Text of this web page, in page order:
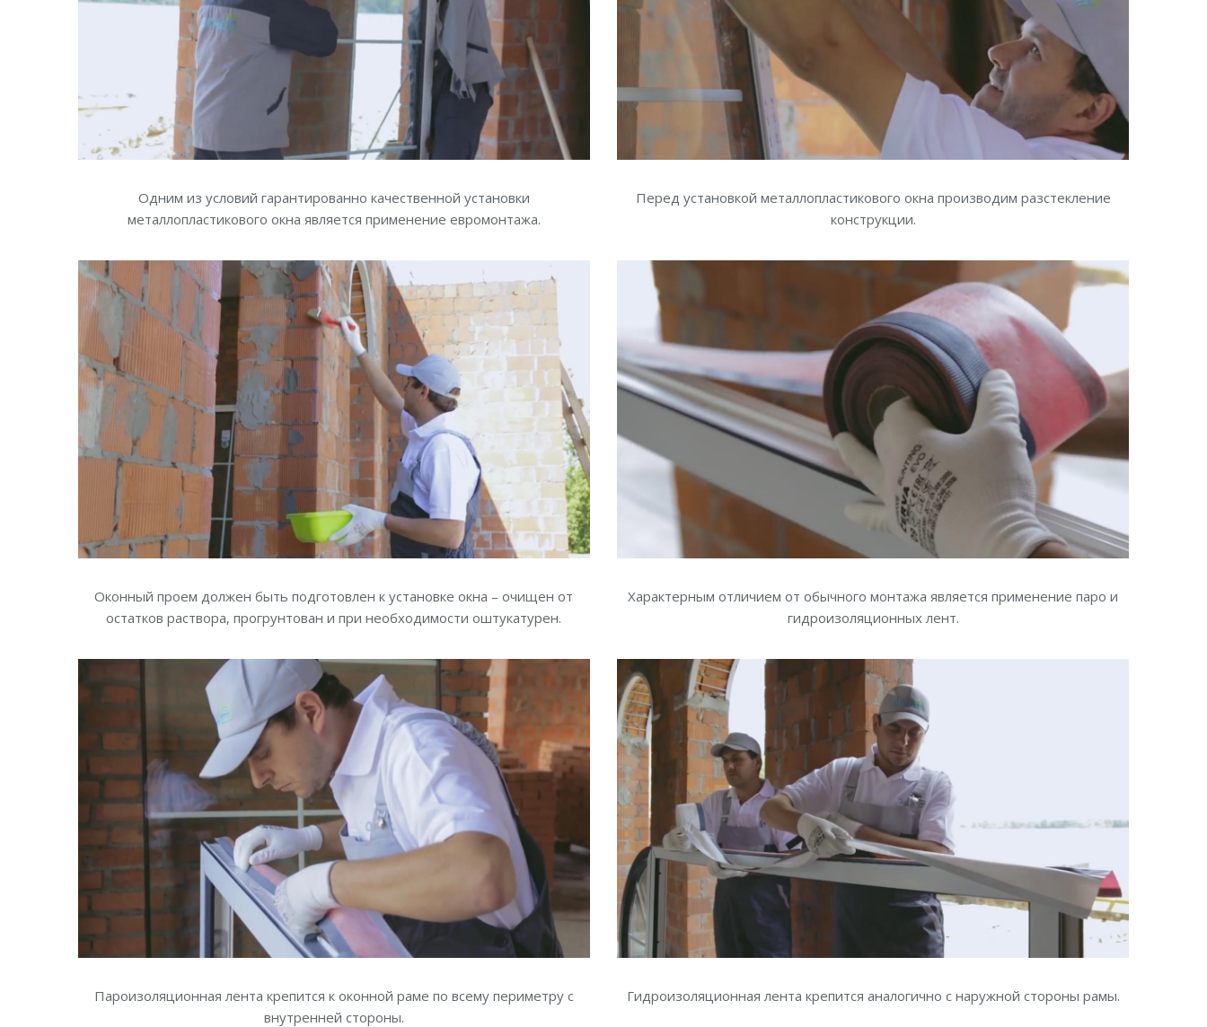
Одним из условий гарантированно качественной установки
металлопластикового окна является применение евромонтажа.
Перед установкой металлопластикового окна производим разстекление
конструкции.
Оконный проем должен быть подготовлен к установке окна – очищен от
остатков раствора, прогрунтован и при необходимости оштукатурен.
Характерным отличием от обычного монтажа является применение паро и
гидроизоляционных лент.
Пароизоляционная лента крепится к оконной раме по всему периметру с
внутренней стороны.
Гидроизоляционная лента крепится аналогично с наружной стороны рамы.